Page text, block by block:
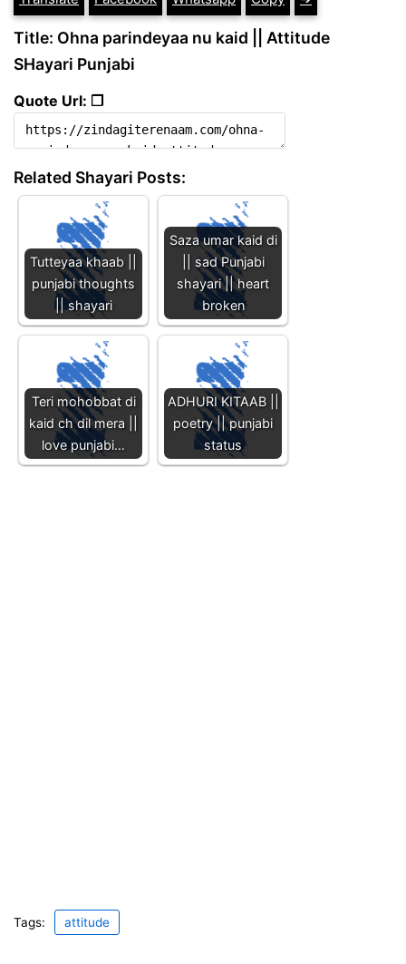
Title: Ohna parindeyaa nu kaid || Attitude
SHayari Punjabi
Quote Url: ❐
Related Shayari Posts:
Tutteyaa khaab ||
punjabi thoughts
|| shayari
Saza umar kaid di
|| sad Punjabi
shayari || heart
broken
Teri mohobbat di
kaid ch dil mera ||
love punjabi…
ADHURI KITAAB ||
poetry || punjabi
status
Tags: attitude